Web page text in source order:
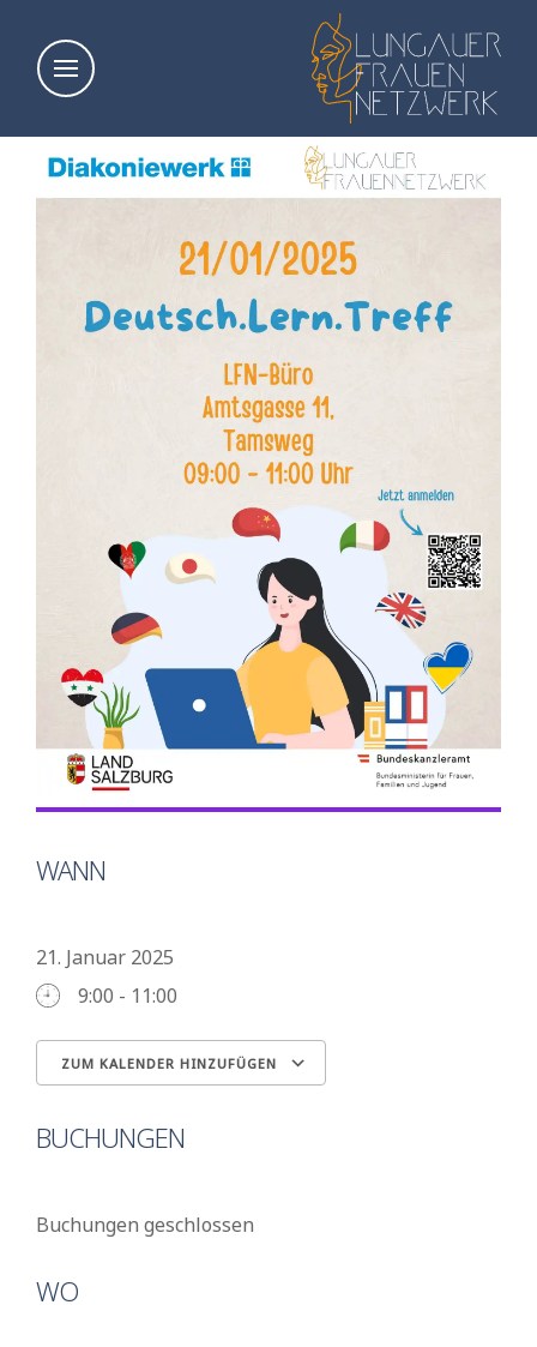
WANN
21. Januar 2025
9:00 - 11:00
ZUM KALENDER HINZUFÜGEN
BUCHUNGEN
Buchungen geschlossen
WO